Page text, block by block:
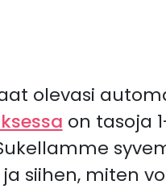
olevasi
on tasoja
siihen, miten